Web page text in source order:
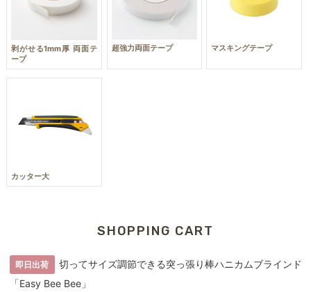
剥がせる1mm厚 両面テ
ープ
超強力両面テープ マスキングテープ
カッター大
SHOPPING CART
即日出荷
切ってサイズ調節できる突っ張り棒ハニカムブラインド
「Easy Bee Bee」